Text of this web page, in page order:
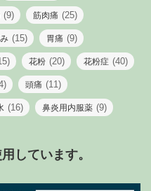
(9) 筋肉痛 (25)
(15) 胃痛 (9)
花粉 (20) 花粉症 (40)
頭痛 (11)
(16) 鼻炎用内服薬 (9)
しています。